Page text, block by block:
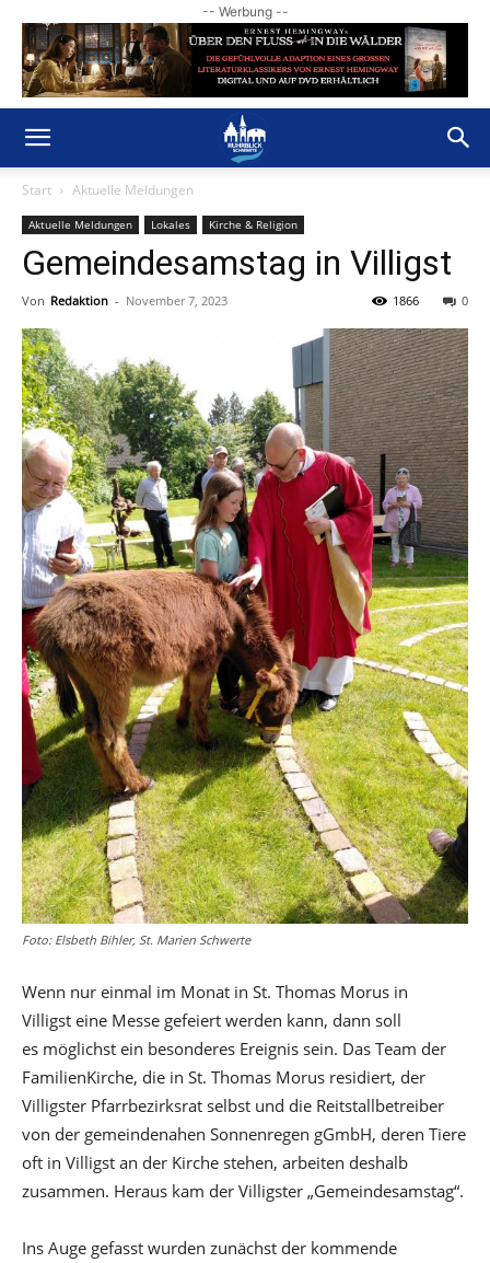
-- Werbung --
Start Aktuelle Meldungen
Aktuelle Meldungen Lokales Kirche & Religion
Gemeindesamstag in Villigst
Von Redaktion - November 7, 2023 0
1866
Foto: Elsbeth Bihler, St. Marien Schwerte
Wenn nur einmal im Monat in St. Thomas Morus in
Villigst eine Messe gefeiert werden kann, dann soll
es möglichst ein besonderes Ereignis sein. Das Team der
FamilienKirche, die in St. Thomas Morus residiert, der
Villigster Pfarrbezirksrat selbst und die Reitstallbetreiber
von der gemeindenahen Sonnenregen gGmbH, deren Tiere
oft in Villigst an der Kirche stehen, arbeiten deshalb
zusammen. Heraus kam der Villigster „Gemeindesamstag“.
Ins Auge gefasst wurden zunächst der kommende